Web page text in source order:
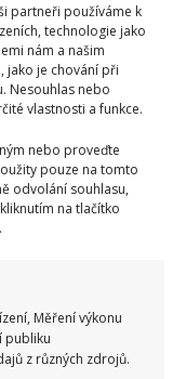
partneři používáme k
technologie jako
nám a našim
jako je chování při
Nesouhlas nebo
vlastnosti a funkce.
nebo proveďte
pouze na tomto
odvolání souhlasu,
na tlačítko
Měření výkonu
publiku
z různých zdrojů.